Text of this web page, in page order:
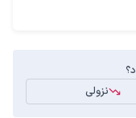
نزولی